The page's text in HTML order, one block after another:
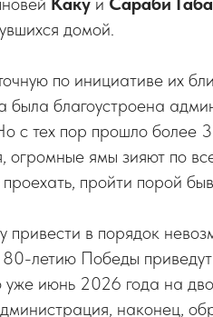
домой.
по инициативе их
была благоустроена
с тех пор прошло более
огромные ямы зияют по
пройти порой
привести в порядок
80-летию Победы
июнь 2026 года на
наконец,